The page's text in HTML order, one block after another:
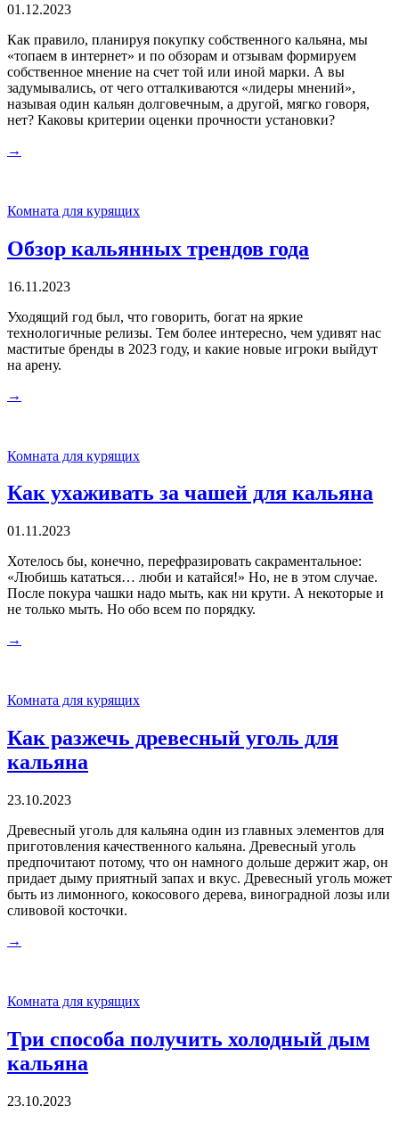
01.12.2023
Как правило, планируя покупку собственного кальяна, мы
«топаем в интернет» и по обзорам и отзывам формируем
собственное мнение на счет той или иной марки. А вы
задумывались, от чего отталкиваются «лидеры мнений»,
называя один кальян долговечным, а другой, мягко говоря,
нет? Каковы критерии оценки прочности установки?
→
Комната для курящих
Обзор кальянных трендов года
16.11.2023
Уходящий год был, что говорить, богат на яркие
технологичные релизы. Тем более интересно, чем удивят нас
маститые бренды в 2023 году, и какие новые игроки выйдут
на арену.
→
Комната для курящих
Как ухаживать за чашей для кальяна
01.11.2023
Хотелось бы, конечно, перефразировать сакраментальное:
«Любишь кататься… люби и катайся!» Но, не в этом случае.
После покура чашки надо мыть, как ни крути. А некоторые и
не только мыть. Но обо всем по порядку.
→
Комната для курящих
Как разжечь древесный уголь для
кальяна
23.10.2023
Древесный уголь для кальяна один из главных элементов для
приготовления качественного кальяна. Древесный уголь
предпочитают потому, что он намного дольше держит жар, он
придает дыму приятный запах и вкус. Древесный уголь может
быть из лимонного, кокосового дерева, виноградной лозы или
сливовой косточки.
→
Комната для курящих
Три способа получить холодный дым
кальяна
23.10.2023